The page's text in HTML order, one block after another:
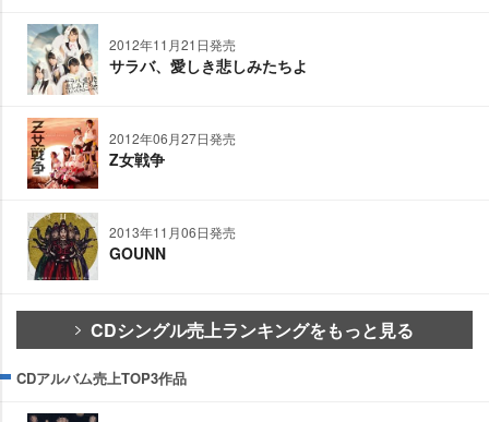
2012年11月21日発売
サラバ、愛しき悲しみたちよ
2012年06月27日発売
Z女戦争
2013年11月06日発売
GOUNN
CDシングル売上ランキングをもっと見る
CDアルバム売上TOP3作品